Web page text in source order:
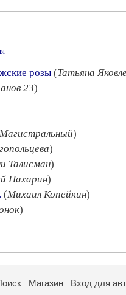
розы (Татьяна
23)
)
)
Талисман)
Пахарин)
(Михаил Копейкин)
)
Магазин Вход для